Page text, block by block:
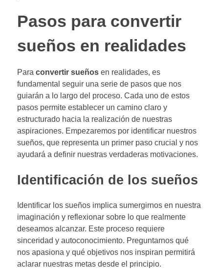
Pasos para convertir
sueños en realidades
Para convertir sueños en realidades, es
fundamental seguir una serie de pasos que nos
guiarán a lo largo del proceso. Cada uno de estos
pasos permite establecer un camino claro y
estructurado hacia la realización de nuestras
aspiraciones. Empezaremos por identificar nuestros
sueños, que representa un primer paso crucial y nos
ayudará a definir nuestras verdaderas motivaciones.
Identificación de los sueños
Identificar los sueños implica sumergirnos en nuestra
imaginación y reflexionar sobre lo que realmente
deseamos alcanzar. Este proceso requiere
sinceridad y autoconocimiento. Preguntarnos qué
nos apasiona y qué objetivos nos inspiran permitirá
aclarar nuestras metas desde el principio.